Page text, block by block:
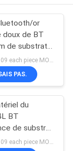
47
or
doux de BT
de substrat
fini
US 0.089-0.109 each piece MOQ:1000pieces
PAS.
du
BT
de substrat
de rf